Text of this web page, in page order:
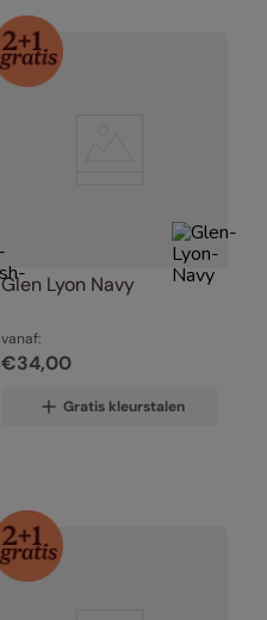
Glen Lyon Navy
vanaf:
€34,00
Gratis kleurstalen